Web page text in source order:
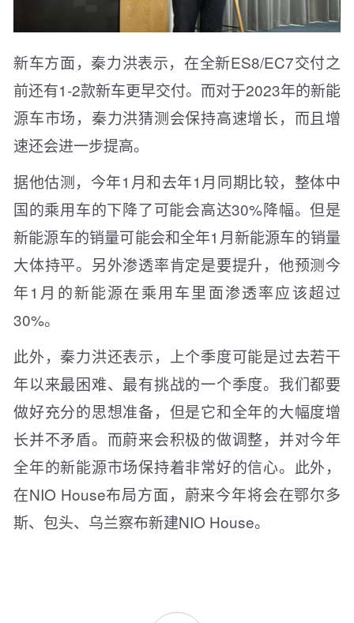
新车方面，秦力洪表示，在全新ES8/EC7交付之
前还有1-2款新车更早交付。而对于2023年的新能
源车市场，秦力洪猜测会保持高速增长，而且增
速还会进一步提高。
据他估测，今年1月和去年1月同期比较，整体中
国的乘用车的下降了可能会高达30%降幅。但是
新能源车的销量可能会和全年1月新能源车的销量
大体持平。另外渗透率肯定是要提升，他预测今
年1月的新能源在乘用车里面渗透率应该超过
30%。
此外，秦力洪还表示，上个季度可能是过去若干
年以来最困难、最有挑战的一个季度。我们都要
做好充分的思想准备，但是它和全年的大幅度增
长并不矛盾。而蔚来会积极的做调整，并对今年
全年的新能源市场保持着非常好的信心。此外，
在NIO House布局方面，蔚来今年将会在鄂尔多
斯、包头、乌兰察布新建NIO House。